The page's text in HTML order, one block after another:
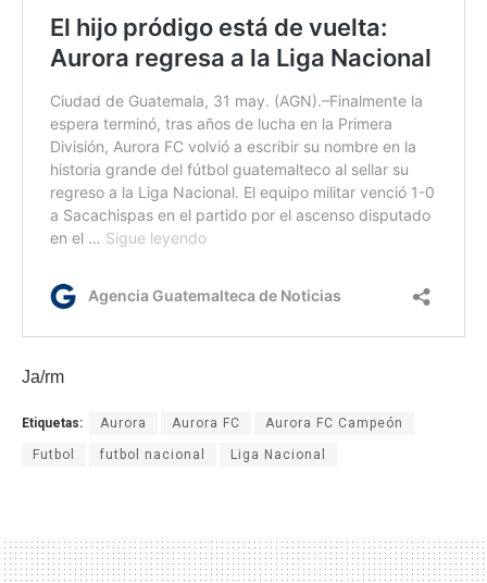
Ja/rm
Etiquetas: Aurora Aurora FC Aurora FC Campeón
Futbol futbol nacional Liga Nacional